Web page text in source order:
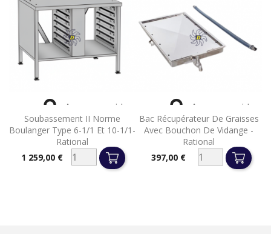
Soubassement II Norme
Boulanger Type 6-1/1 Et 10-1/1-
Rational
Prix1 259,00 €
 Aperçu rapide
Bac Récupérateur De Graisses
Avec Bouchon De Vidange -
Rational
Prix397,00 €
 Aperçu rapide